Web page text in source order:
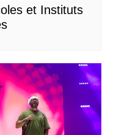
et Instituts